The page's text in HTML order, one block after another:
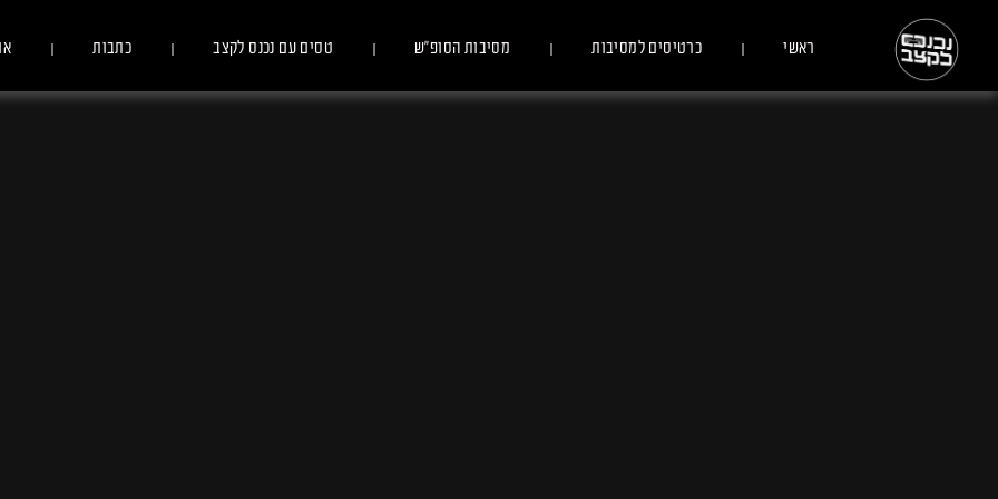
ראשי כרטיסים למסיבות מסיבות הסופ״ש טסים עם נכנס לקצב כתבות